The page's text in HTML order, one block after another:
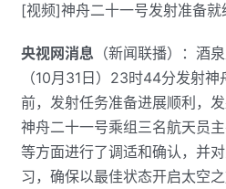
[视频]神舟二十一号发射准备就
央视网消息 （新闻联播）：酒
（10月31日）23时44分发射
前，发射任务准备进展顺利，
神舟二十一号乘组三名航天员
等方面进行了调适和确认，并
习，确保以最佳状态开启太空